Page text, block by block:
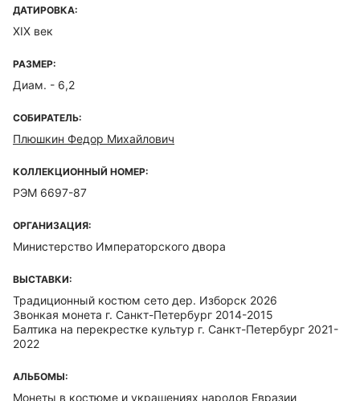
ДАТИРОВКА:
XIX век
РАЗМЕР:
Диам. - 6,2
СОБИРАТЕЛЬ:
Плюшкин Федор Михайлович
КОЛЛЕКЦИОННЫЙ НОМЕР:
РЭМ 6697-87
ОРГАНИЗАЦИЯ:
Министерство Императорского двора
ВЫСТАВКИ:
Традиционный костюм сето дер. Изборск 2026
Звонкая монета г. Санкт-Петербург 2014-2015
Балтика на перекрестке культур г. Санкт-Петербург 2021-
2022
АЛЬБОМЫ:
Монеты в костюме и украшениях народов Евразии